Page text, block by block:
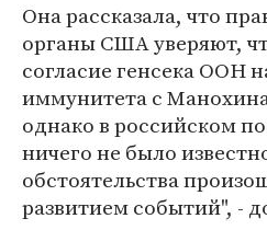
Она рассказала, что
органы США уверяют,
согласие генсека ООН
иммунитета с
однако в российском
ничего не было
обстоятельства
развитием событий", -